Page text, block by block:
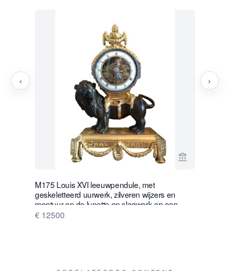
Bekijk
M175 Louis XVI leeuwpendule, met
geskeletteerd uurwerk, zilveren wijzers en
montuur op de lunette en slagwerk op een
zilveren bel.
€ 12500
‹ ›